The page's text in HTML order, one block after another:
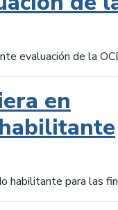
evaluación de la
en
habilitante para las